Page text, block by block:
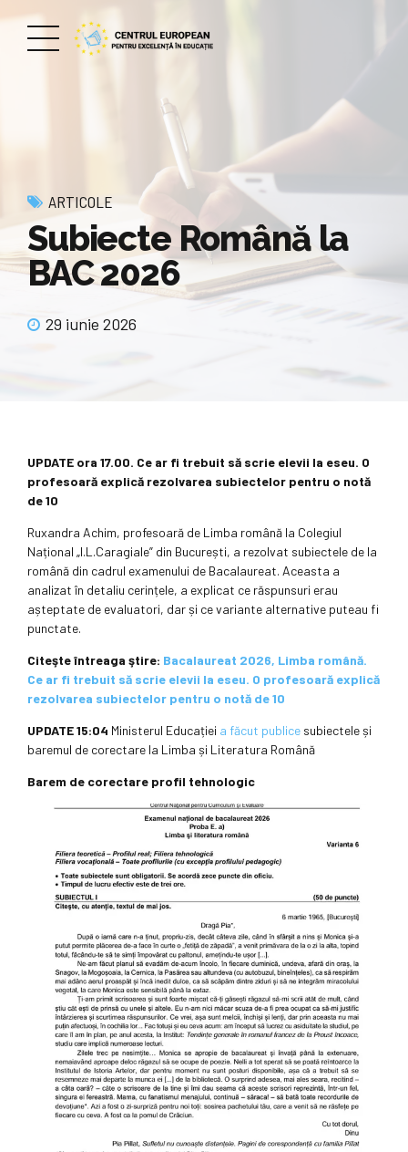
ARTICOLE
Subiecte Română la
BAC 2026
29 iunie 2026
UPDATE ora 17.00. Ce ar fi trebuit să scrie elevii la eseu. O
profesoară explică rezolvarea subiectelor pentru o notă
de 10
Ruxandra Achim, profesoară de Limba română la Colegiul
Național „I.L.Caragiale” din București, a rezolvat subiectele de la
română din cadrul examenului de Bacalaureat. Aceasta a
analizat în detaliu cerințele, a explicat ce răspunsuri erau
așteptate de evaluatori, dar și ce variante alternative puteau fi
punctate.
Citeşte întreaga ştire: Bacalaureat 2026, Limba română.
Ce ar fi trebuit să scrie elevii la eseu. O profesoară explică
rezolvarea subiectelor pentru o notă de 10
UPDATE 15:04 Ministerul Educației a făcut publice subiectele și
baremul de corectare la Limba și Literatura Română
Barem de corectare profil tehnologic